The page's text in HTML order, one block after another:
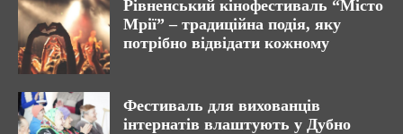
Рівненський кінофестиваль “Місто
Мрії” – традиційна подія, яку
потрібно відвідати кожному
Фестиваль для вихованців
інтернатів влаштують у Дубно